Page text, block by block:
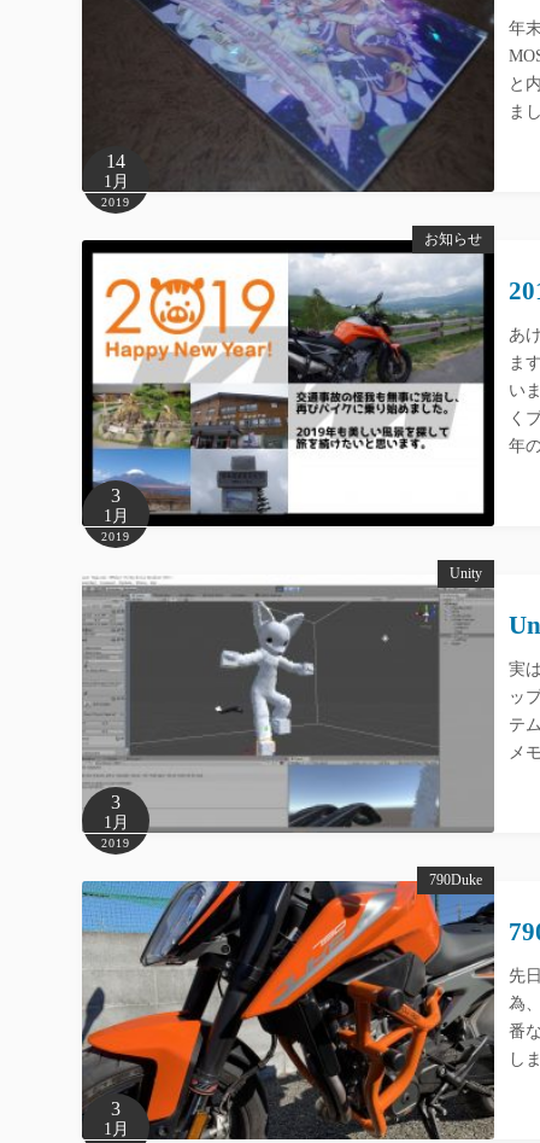
14
1月
2019
年
と
ま
お知らせ
3
1月
2019
あ
ま
い
く
年
Unity
3
1月
2019
実
ッ
テ
メ
790Duke
3
1月
先
為
番
し